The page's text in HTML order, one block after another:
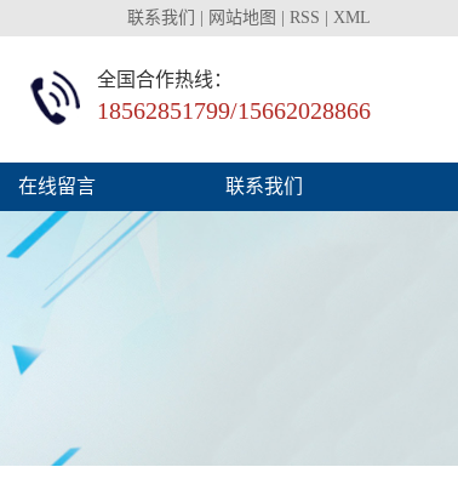
联系我们 网站地图 RSS XML
全国合作热线：
18562851799/15662028866
在线留言 联系我们